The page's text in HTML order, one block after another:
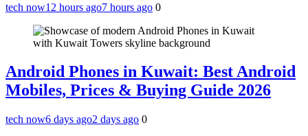
tech now12 hours ago7 hours ago 0
Android Phones in Kuwait: Best Android
Mobiles, Prices & Buying Guide 2026
tech now6 days ago2 days ago 0